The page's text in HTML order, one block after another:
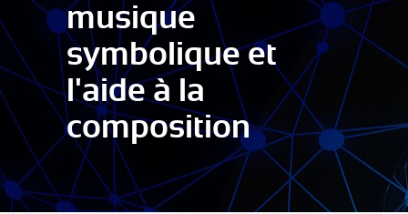
musique
symbolique et
l'aide à la
composition